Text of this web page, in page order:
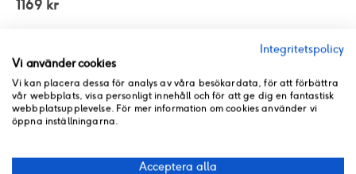
1169 kr
Hitta rätt vindruta till
ditt motorfordon
Integritetspolicy
Vi använder cookies
Vi kan placera dessa för analys av våra besökardata, för att förbättra
vår webbplats, visa personligt innehåll och för att ge dig en fantastisk
webbplatsupplevelse. För mer information om cookies använder vi
öppna inställningarna.
Acceptera alla